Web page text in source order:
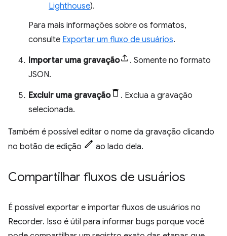
Lighthouse).
Para mais informações sobre os formatos,
consulte Exportar um fluxo de usuários.
Importar uma gravação
. Somente no formato
JSON.
Excluir uma gravação
. Exclua a gravação
selecionada.
Também é possível editar o nome da gravação clicando
no botão de edição
ao lado dela.
Compartilhar fluxos de usuários
É possível exportar e importar fluxos de usuários no
Recorder. Isso é útil para informar bugs porque você